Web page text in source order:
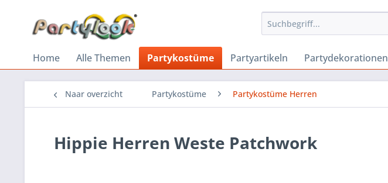
Home Alle Themen Partykostüme Partyartikeln Partydekorationen
Naar overzicht Partykostüme Partykostüme Herren
Hippie Herren Weste Patchwork